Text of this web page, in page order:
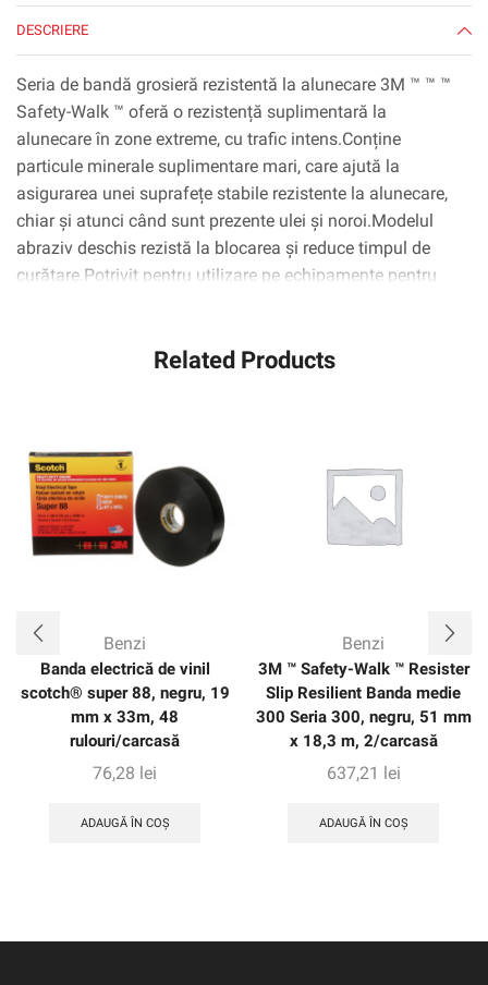
DESCRIERE
Seria de bandă grosieră rezistentă la alunecare 3M ™ ™ ™
Safety-Walk ™ oferă o rezistență suplimentară la
alunecare în zone extreme, cu trafic intens.Conține
particule minerale suplimentare mari, care ajută la
asigurarea unei suprafețe stabile rezistente la alunecare,
chiar și atunci când sunt prezente ulei și noroi.Modelul
abraziv deschis rezistă la blocarea și reduce timpul de
curățare.Potrivit pentru utilizare pe echipamente pentru
drumuri, inginerie civilă, camioane, tractoare, vehicule de
(dacă sunt amorsate).
Related Products
Benzi
Banda electrică de vinil
scotch® super 88, negru, 19
mm x 33m, 48
rulouri/carcasă
76,28 lei
ADAUGĂ ÎN COȘ
Benzi
3M ™ Safety-Walk ™ Resister
Slip Resilient Banda medie
300 Seria 300, negru, 51 mm
x 18,3 m, 2/carcasă
637,21 lei
ADAUGĂ ÎN COȘ